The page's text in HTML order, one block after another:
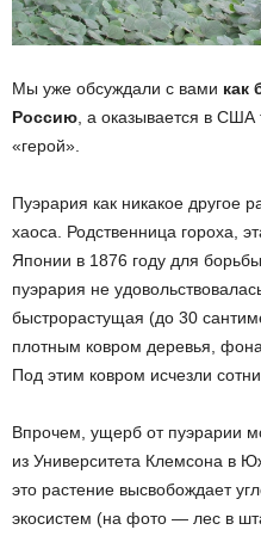
Мы уже обсуждали с вами как
Россию , а оказывается в
«герой».
Пуэрария как никакое другое
хаоса. Родственница гороха,
Японии в 1876 году для
пуэрария не
быстрорастущая (до 30
плотным ковром деревья,
Под этим ковром исчезли
Впрочем, ущерб от пуэрарии
из Университета Клемсона в
это растение высвобождает
экосистем (на фото — лес в